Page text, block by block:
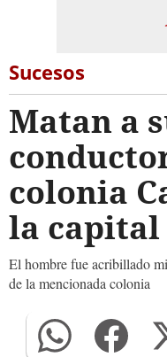
Sucesos
Matan a
colonia
la capital
El hombre fue acribillado
de la mencionada colonia